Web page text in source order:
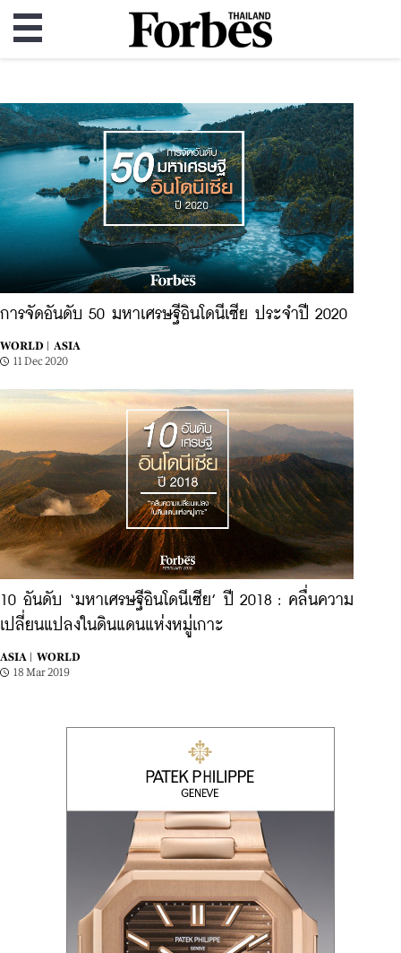
การจัดอันดับ 50 มหาเศรษฐีอินโดนีเซีย ประจำปี 2020
WORLD |
ASIA
11 Dec 2020
10 อันดับ ‘มหาเศรษฐีอินโดนีเซีย’ ปี 2018 : คลื่นความ
เปลี่ยนแปลงในดินแดนแห่งหมู่เกาะ
ASIA |
WORLD
18 Mar 2019